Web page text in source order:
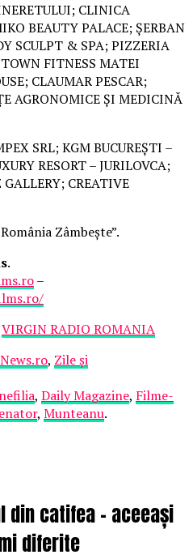
CLINICA
BEAUTY PALACE; ȘERBAN
SCULPT & SPA; PIZZERIA
FITNESS MATEI
CLAUMAR PESCAR;
AGRONOMICE ȘI MEDICINĂ
SRL; KGM BUCUREȘTI –
RESORT – JURILOVCA;
CREATIVE
Zâmbește”.
.
–
VIRGIN RADIO ROMANIA
News.ro, Zile și
, Daily Magazine, Filme-
, Munteanu.
din catifea – aceeași
diferite